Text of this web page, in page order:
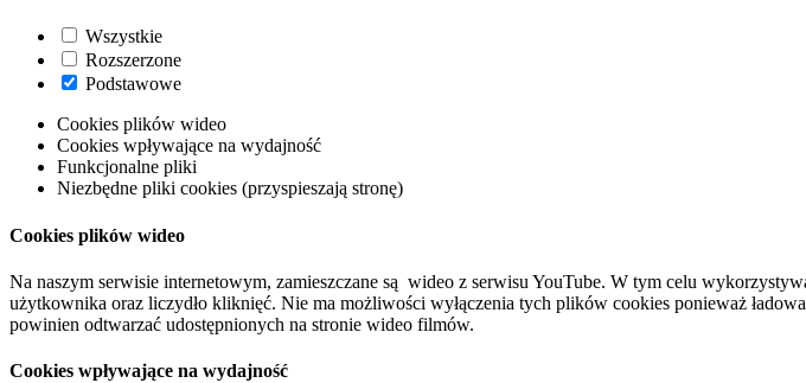
Wszystkie
Rozszerzone
Podstawowe
Cookies plików wideo
Cookies wpływające na wydajność
Funkcjonalne pliki
Niezbędne pliki cookies (przyspieszają stronę)
Cookies plików wideo
Na naszym serwisie internetowym, zamieszczane są wideo z serwisu YouTube. W tym celu
użytkownika oraz liczydło kliknięć. Nie ma możliwości wyłączenia tych plików cookies ponieważ
powinien odtwarzać udostępnionych na stronie wideo filmów.
Cookies wpływające na wydajność